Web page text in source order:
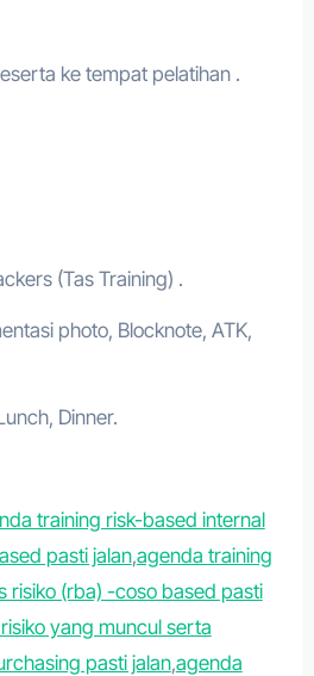
ke tempat pelatihan .
(Tas Training) .
photo, Blocknote, ATK,
Dinner.
training risk-based internal
pasti jalan,agenda training
risiko (rba) -coso based pasti
yang muncul serta
pasti jalan,agenda